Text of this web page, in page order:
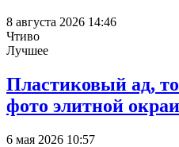
8 августа 2026 14:46
Чтиво
Лучшее
Пластиковый ад,
фото элитной
6 мая 2026 10:57